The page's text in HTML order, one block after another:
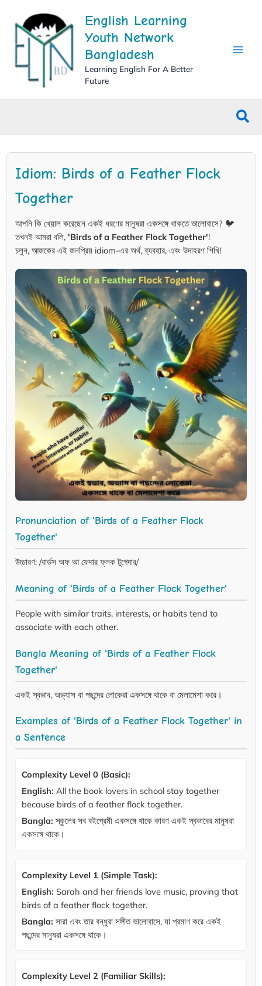
content
English Learning
Youth Network
Bangladesh
Learning English For A Better
Future
Idiom: Birds of a Feather Flock
Together
আপনি কি খেয়াল করেছেন একই ধরণের মানুষরা একসঙ্গে থাকতে ভালোবাসে? 🐦
তখনই আমরা বলি, 'Birds of a Feather Flock Together'!
চলুন, আজকের এই জনপ্রিয় idiom-এর অর্থ, ব্যবহার, এবং উদাহরণ শিখি!
Pronunciation of 'Birds of a Feather Flock
Together'
উচ্চারণ: /বার্ডস অফ আ ফেদার ফ্লক টুগেদার/
Meaning of 'Birds of a Feather Flock Together'
People with similar traits, interests, or habits tend to
associate with each other.
Bangla Meaning of 'Birds of a Feather Flock
Together'
একই স্বভাব, অভ্যাস বা পছন্দের লোকেরা একসঙ্গে থাকে বা মেলামেশা করে।
Examples of 'Birds of a Feather Flock Together' in
a Sentence
Complexity Level 0 (Basic):
English: All the book lovers in school stay together
because birds of a feather flock together.
Bangla: স্কুলের সব বইপ্রেমী একসঙ্গে থাকে কারণ একই স্বভাবের মানুষরা
একসঙ্গে থাকে।
Complexity Level 1 (Simple Task):
English: Sarah and her friends love music, proving that
birds of a feather flock together.
Bangla: সারা এবং তার বন্ধুরা সঙ্গীত ভালোবাসে, যা প্রমাণ করে একই
পছন্দের মানুষরা একসঙ্গে থাকে।
Complexity Level 2 (Familiar Skills):